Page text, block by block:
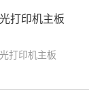
打印机主板
打印机主板